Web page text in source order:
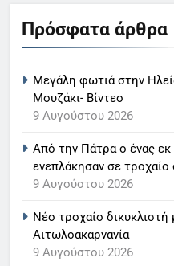
απάτης
στην
9
Πρόσφατα άρθρα
Μεγάλη φωτιά στην
Μουζάκι- Βίντεο
9 Αυγούστου 2026
Από την Πάτρα ο ένας
ενεπλάκησαν σε
9 Αυγούστου 2026
Νέο τροχαίο
Αιτωλοακαρνανία
9 Αυγούστου 2026
6
7